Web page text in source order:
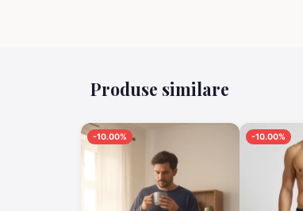
Produse similare
-10.00% -10.00%